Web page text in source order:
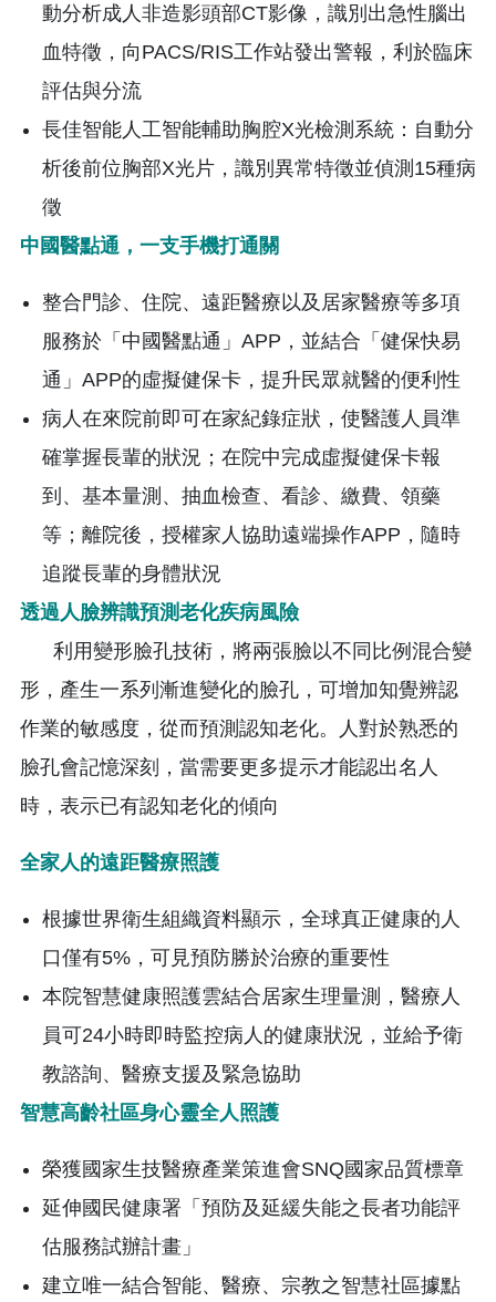
動分析成人非造影頭部CT影像，識別出急性腦出
血特徵，向PACS/RIS工作站發出警報，利於臨床
評估與分流
長佳智能人工智能輔助胸腔X光檢測系統：自動分
析後前位胸部X光片，識別異常特徵並偵測15種病
徵
中國醫點通，一支手機打通關
整合門診、住院、遠距醫療以及居家醫療等多項
服務於「中國醫點通」APP，並結合「健保快易
通」APP的虛擬健保卡，提升民眾就醫的便利性
病人在來院前即可在家紀錄症狀，使醫護人員準
確掌握長輩的狀況；在院中完成虛擬健保卡報
到、基本量測、抽血檢查、看診、繳費、領藥
等；離院後，授權家人協助遠端操作APP，隨時
追蹤長輩的身體狀況
透過人臉辨識預測老化疾病風險
利用變形臉孔技術，將兩張臉以不同比例混合變
形，產生一系列漸進變化的臉孔，可增加知覺辨認
作業的敏感度，從而預測認知老化。人對於熟悉的
臉孔會記憶深刻，當需要更多提示才能認出名人
時，表示已有認知老化的傾向
全家人的遠距醫療照護
根據世界衛生組織資料顯示，全球真正健康的人
口僅有5%，可見預防勝於治療的重要性
本院智慧健康照護雲結合居家生理量測，醫療人
員可24小時即時監控病人的健康狀況，並給予衛
教諮詢、醫療支援及緊急協助
智慧高齡社區身心靈全人照護
榮獲國家生技醫療產業策進會SNQ國家品質標章
延伸國民健康署「預防及延緩失能之長者功能評
估服務試辦計畫」
建立唯一結合智能、醫療、宗教之智慧社區據點